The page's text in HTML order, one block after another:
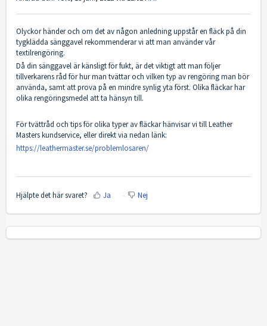
Olyckor händer och om det av någon anledning uppstår en fläck på din
tygklädda sänggavel rekommenderar vi att man använder vår
textilrengöring.
Då din sänggavel är känsligt för fukt, är det viktigt att man följer
tillverkarens råd för hur man tvättar och vilken typ av rengöring man bör
använda, samt att prova på en mindre synlig yta först. Olika fläckar har
olika rengöringsmedel att ta hänsyn till.
För tvättråd och tips för olika typer av fläckar hänvisar vi till Leather
Masters kundservice, eller direkt via nedan länk:
https://leathermaster.se/problemlosaren/
Hjälpte det här svaret? Ja Nej